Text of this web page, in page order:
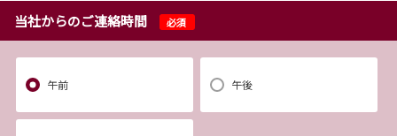
当社からのご連絡時間 必須
午前 午後